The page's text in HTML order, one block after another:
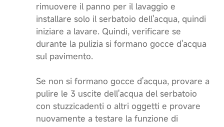
rimuovere il panno per il lavaggio e
installare solo il serbatoio dell'acqua, quindi
iniziare a lavare. Quindi, verificare se
durante la pulizia si formano gocce d'acqua
sul pavimento.
Se non si formano gocce d'acqua, provare a
pulire le 3 uscite dell'acqua del serbatoio
con stuzzicadenti o altri oggetti e provare
nuovamente a testare la funzione di